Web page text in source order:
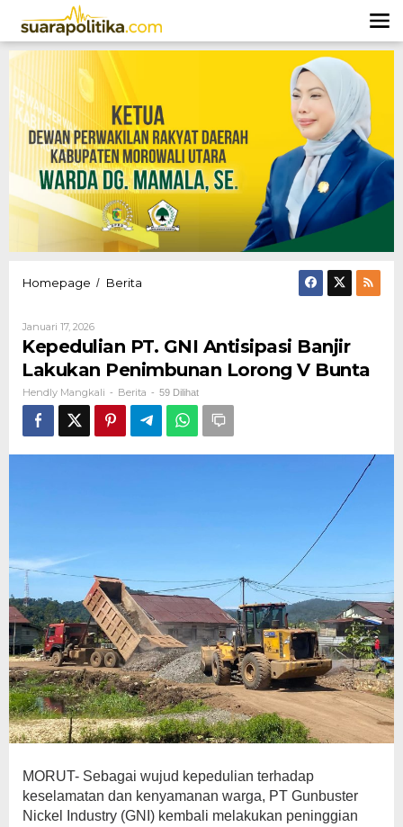
konten
Homepage / Berita
Banjir
Lakukan
Penimbunan
Lorong
Bunta
Januari 17, 2026Oleh
Hendly
Mangkali
Kepedulian PT. GNI Antisipasi Banjir
Lakukan Penimbunan Lorong V Bunta
Hendly Mangkali - Berita - 59 Dilihat
MORUT- Sebagai wujud kepedulian terhadap
keselamatan dan kenyamanan warga, PT Gunbuster
Nickel Industry (GNI) kembali melakukan peninggian